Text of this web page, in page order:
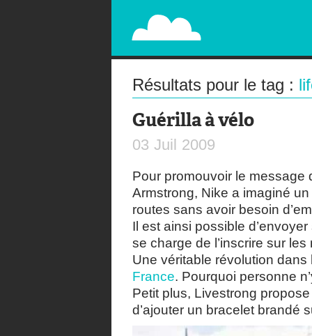
PAPERPLANE
STREET, AMBIENT, GUÉRILLA MARKETING
Résultats pour le tag :
Guérilla à vélo
03 Juil 2009
Pour promouvoir le message
Armstrong, Nike a imaginé
routes sans avoir besoin
Il est ainsi possible
se charge de l’inscrire sur les
Une véritable révolution
France. Pourquoi personne
Petit plus, Livestrong
d’ajouter un bracelet brandé